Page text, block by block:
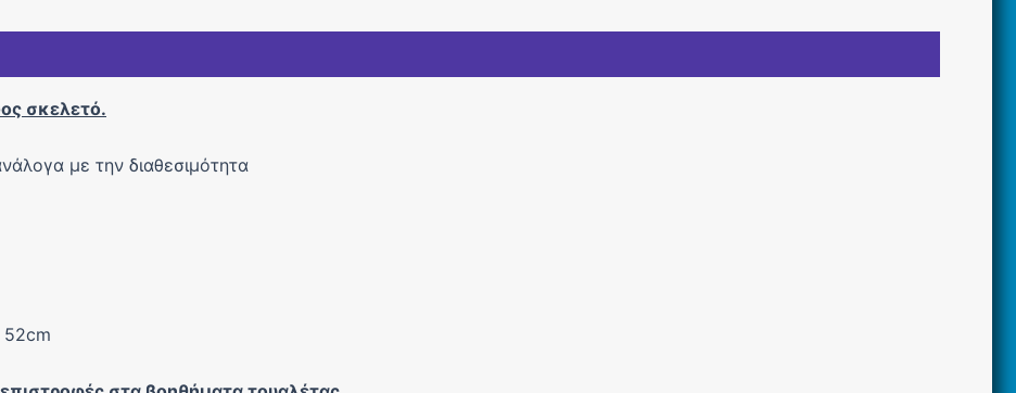
σκελετό.
με την διαθεσιμότητα
52cm